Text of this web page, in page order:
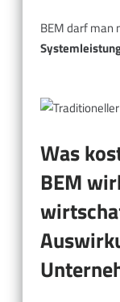
BEM darf man
Was
BEM